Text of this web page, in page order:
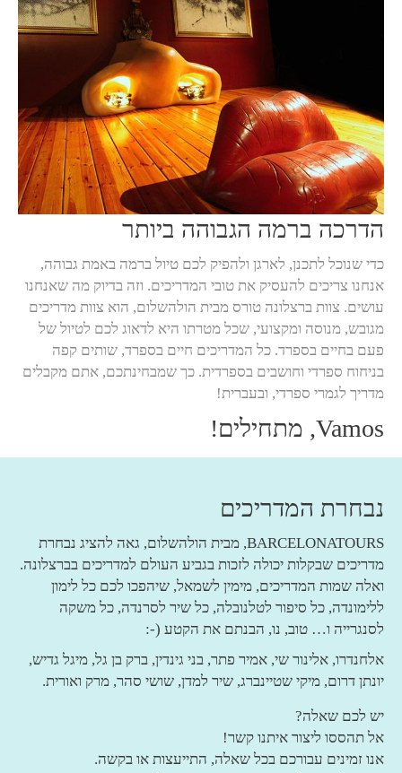
הדרכה ברמה הגבוהה ביותר
כדי שנוכל לתכנן, לארגן ולהפיק לכם טיול ברמה באמת גבוהה,
אנחנו צריכים להעסיק את טובי המדריכים. וזה בדיוק מה שאנחנו
עושים. צוות ברצלונה טורס מבית הולהשלום, הוא צוות מדריכים
מגובש, מנוסה ומקצועי, שכל מטרתו היא לדאוג לכם לטיול של
פעם בחיים בספרד. כל המדריכים חיים בספרד, שותים קפה
בניחוח ספרדי וחושבים בספרדית. כך שמבחינתכם, אתם מקבלים
מדריך לגמרי ספרדי, ובעברית!
Vamos, מתחילים!
נבחרת המדריכים
BARCELONATOURS, מבית הולהשלום, גאה להציג נבחרת
מדריכים שבקלות יכולה לזכות בגביע העולם למדריכים בברצלונה.
ואלה שמות המדריכים, מימין לשמאל, שיהפכו לכם כל לימון
ללימונדה, כל סיפור לטלנובלה, כל שיר לסרנדה, כל משקה
לסנגרייה ו… טוב, נו, הבנתם את הקטע (-:
אלחנדרו, אלינור שי, אמיר פתר, בני גינדין, ברק בן גל, מיגל גדיש,
יונתן דרום, מיקי שטיינברג, שיר למדן, שושי סהר, מרק ואורית.
יש לכם שאלה?
אל תהססו ליצור איתנו קשר!
אנו זמינים עבורכם בכל שאלה, התייעצות או בקשה.